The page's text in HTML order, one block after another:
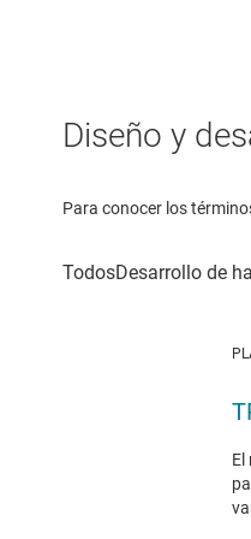
Diseño y
Para conocer los
El